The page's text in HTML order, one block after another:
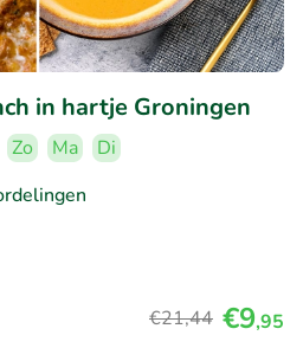
in hartje Groningen
Zo Ma
Di
€21,44 €9,95